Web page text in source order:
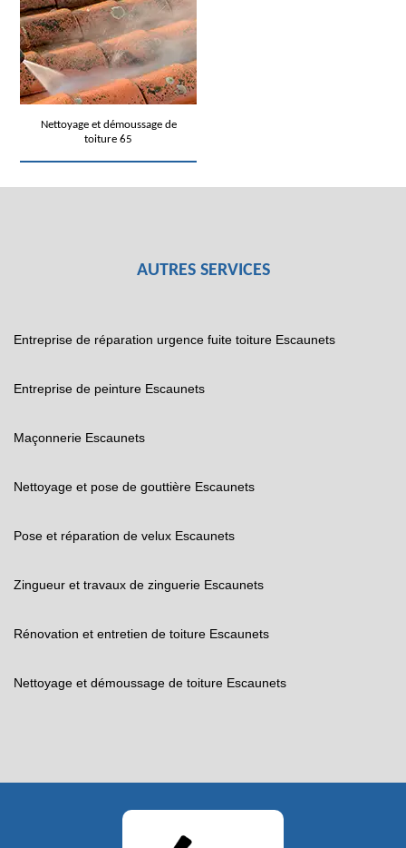
Nettoyage et démoussage de
toiture 65
AUTRES SERVICES
Entreprise de réparation urgence fuite toiture Escaunets
Entreprise de peinture Escaunets
Maçonnerie Escaunets
Nettoyage et pose de gouttière Escaunets
Pose et réparation de velux Escaunets
Zingueur et travaux de zinguerie Escaunets
Rénovation et entretien de toiture Escaunets
Nettoyage et démoussage de toiture Escaunets